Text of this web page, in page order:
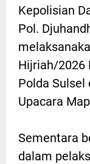
Kepolisian
Pol.
Hijriah/2026
Polda Sulsel
Upacara
Sementara
dalam